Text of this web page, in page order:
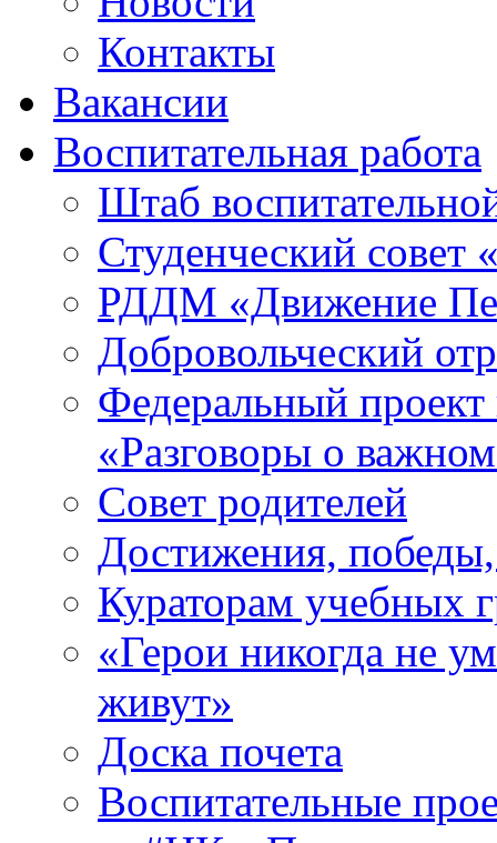
Контакты
Вакансии
Воспитательная работа
Штаб
Студенческий совет
РДДМ «Движение
Добровольческий
Федеральный
«Разговоры о
Совет родителей
Достижения,
Кураторам учебных
«Герои никогда не
живут»
Доска почета
Воспитательные